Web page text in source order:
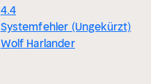
4.4
Systemfehler (Ungekürzt)
Wolf Harlander